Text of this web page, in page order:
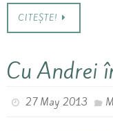
CITEȘTE!
Cu Andrei
27 May 2013